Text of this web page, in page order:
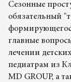
Сезонные
обязательный
главные
лечении
педиатрам из
MD GROUP, а